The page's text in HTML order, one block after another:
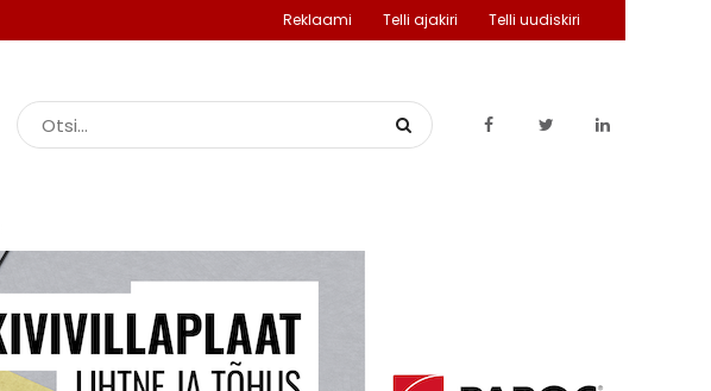
Reklaami Telli ajakiri Telli uudiskiri